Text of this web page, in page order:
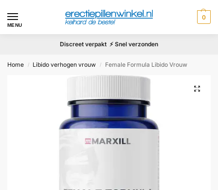
MENU
0
Discreet verpakt ⚡ Snel verzonden
Home / Libido verhogen vrouw / Female Formula Libido Vrouw